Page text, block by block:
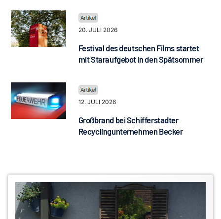
20. JULI 2026
Festival des deutschen Films startet
mit Staraufgebot in den Spätsommer
12. JULI 2026
Großbrand bei Schifferstadter
Recyclingunternehmen Becker